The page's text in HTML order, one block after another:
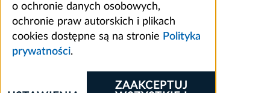
o ochronie danych osobowych,
ochronie praw autorskich i plikach
cookies dostępne są na stronie Polityka
prywatności.
ZAAKCEPTUJ